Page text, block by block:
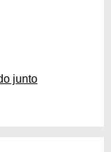
junto